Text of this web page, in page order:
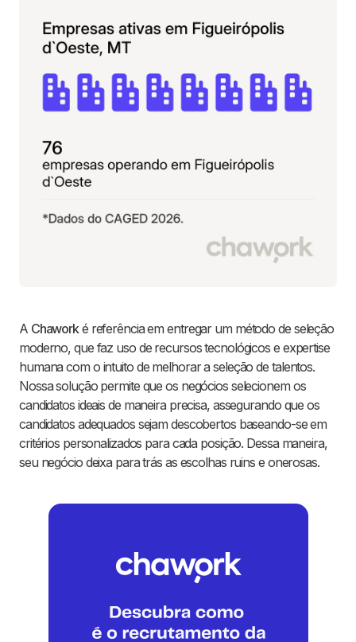
A Chaworké referência em entregar um método de seleção
moderno, que faz uso de recursos tecnológicos e expertise
humana com o intuito de melhorar a seleção de talentos.
Nossa solução permite que os negócios selecionem os
candidatos ideais de maneira precisa, assegurando que os
candidatos adequados sejam descobertos baseando-se em
critérios personalizados para cada posição. Dessa maneira,
seu negócio deixa para trás as escolhas ruins e onerosas.